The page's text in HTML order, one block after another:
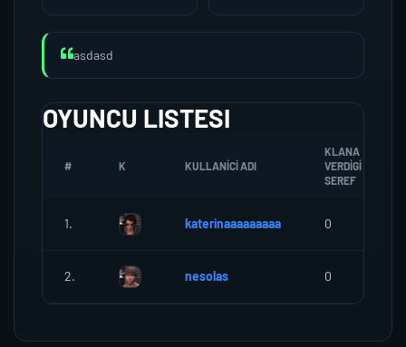
asdasd
OYUNCU LISTESI
# K KULLANICI ADI
KLANA
VERDIGI
SEREF
1. katerinaaaaaaaaa 0
2. nesolas 0